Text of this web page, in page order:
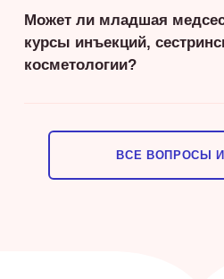
Может ли младшая
курсы инъекций,
косметологии?
ВСЕ ВОПРОСЫ